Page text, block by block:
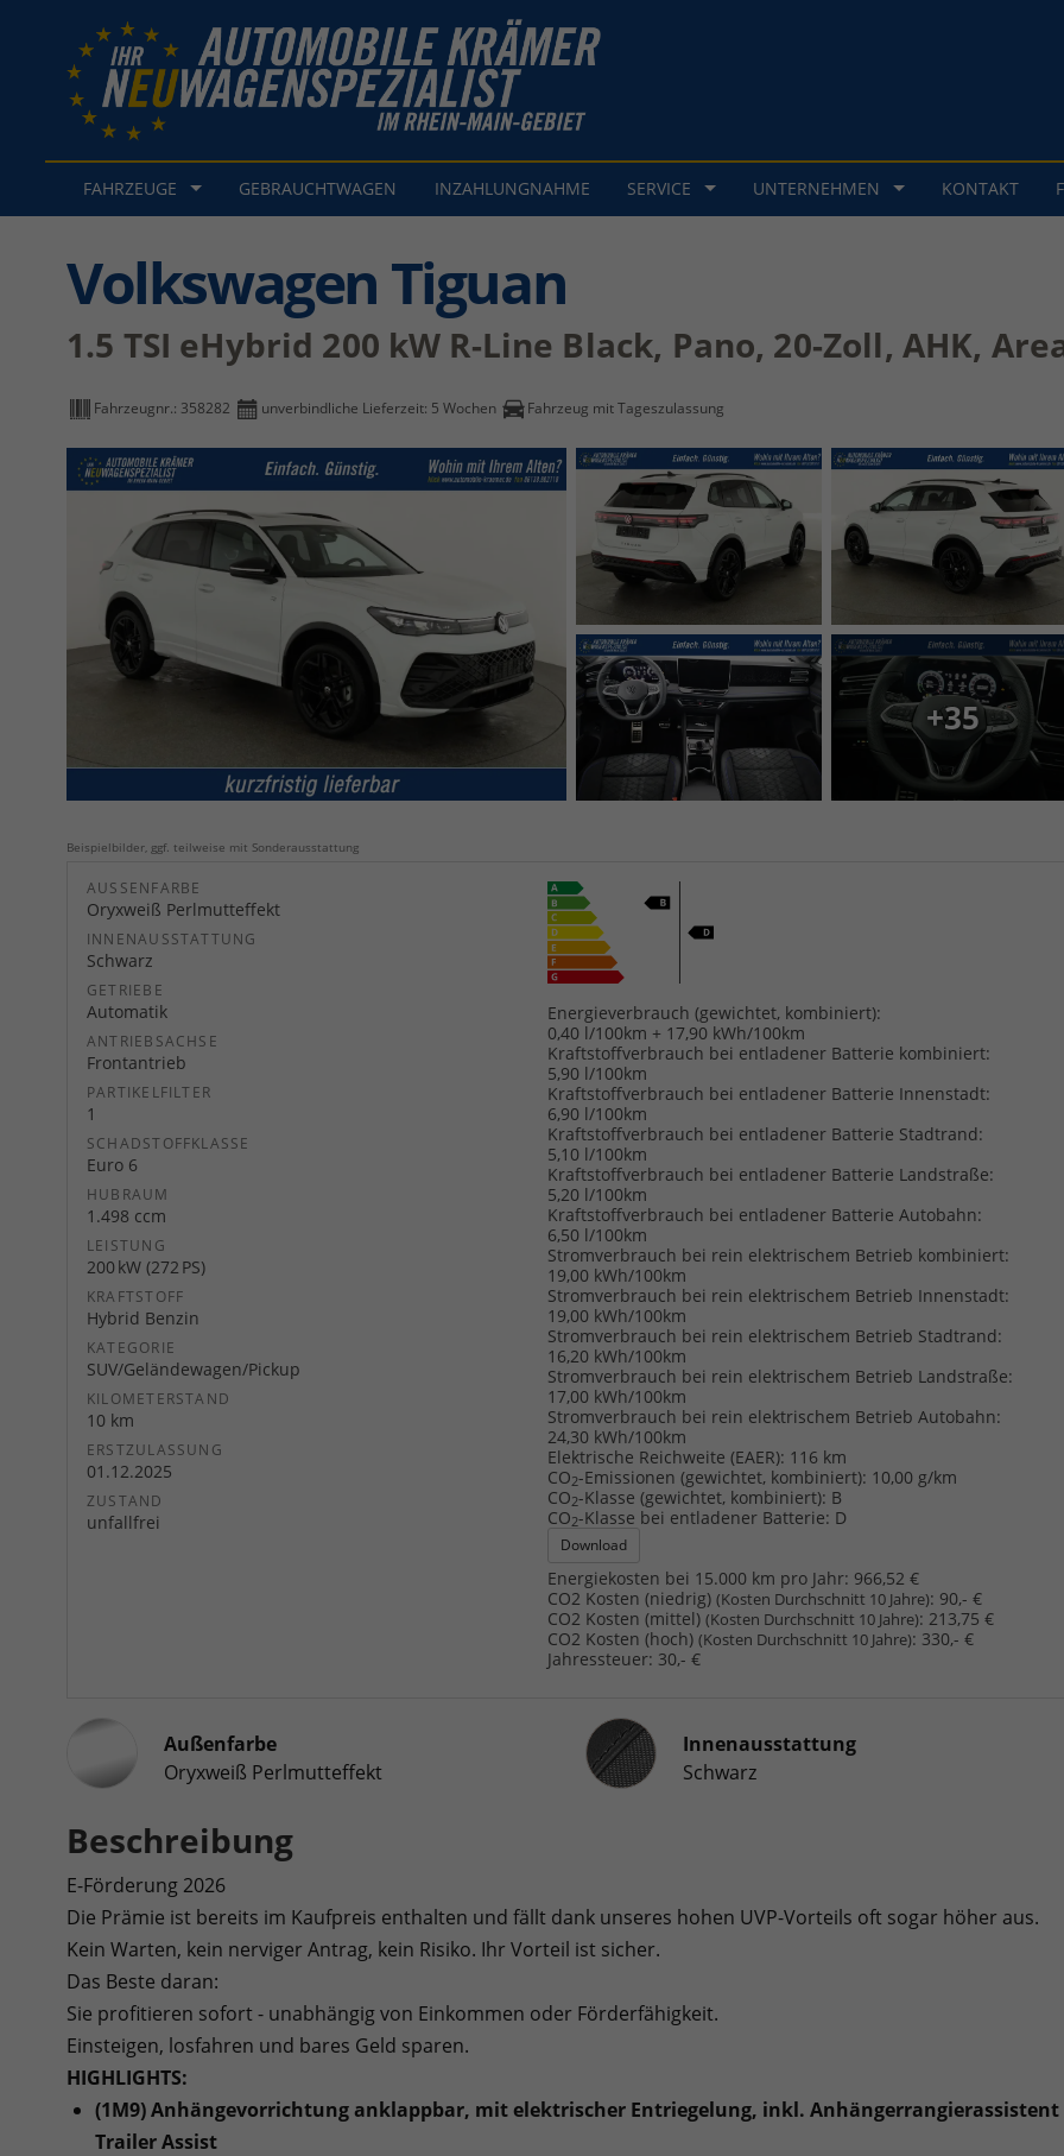
FAHRZEUGE GEBRAUCHTWAGEN INZAHLUNGNAHME SERVICE UNTERNEHMEN KONTAKT
Volkswagen Tiguan
1.5 TSI eHybrid 200 kW R-Line Black, Pano, 20-Zoll, AHK,
Fahrzeugnr.: 358282 unverbindliche Lieferzeit: 5 Wochen Fahrzeug mit Tageszulassung
+35
Beispielbilder, ggf. teilweise mit Sonderausstattung
AUSSENFARBE
Oryxweiß Perlmutteffekt
INNENAUSSTATTUNG
Schwarz
GETRIEBE
Automatik
ANTRIEBSACHSE
Frontantrieb
PARTIKELFILTER
1
SCHADSTOFFKLASSE
Euro 6
HUBRAUM
1.498 ccm
LEISTUNG
200 kW (272 PS)
KRAFTSTOFF
Hybrid Benzin
KATEGORIE
SUV/Geländewagen/Pickup
KILOMETERSTAND
10 km
ERSTZULASSUNG
01.12.2025
ZUSTAND
unfallfrei
Energieverbrauch (gewichtet, kombiniert):
0,40 l/100km + 17,90 kWh/100km
Kraftstoffverbrauch bei entladener Batterie kombiniert:
5,90 l/100km
Kraftstoffverbrauch bei entladener Batterie Innenstadt:
6,90 l/100km
Kraftstoffverbrauch bei entladener Batterie Stadtrand:
5,10 l/100km
Kraftstoffverbrauch bei entladener Batterie Landstraße:
5,20 l/100km
Kraftstoffverbrauch bei entladener Batterie Autobahn:
6,50 l/100km
Stromverbrauch bei rein elektrischem Betrieb kombiniert:
19,00 kWh/100km
Stromverbrauch bei rein elektrischem Betrieb Innenstadt:
19,00 kWh/100km
Stromverbrauch bei rein elektrischem Betrieb Stadtrand:
16,20 kWh/100km
Stromverbrauch bei rein elektrischem Betrieb Landstraße:
17,00 kWh/100km
Stromverbrauch bei rein elektrischem Betrieb Autobahn:
24,30 kWh/100km
Elektrische Reichweite (EAER): 116 km
CO2-Emissionen (gewichtet, kombiniert): 10,00 g/km
CO2-Klasse (gewichtet, kombiniert): B
CO2-Klasse bei entladener Batterie: D
Download
Energiekosten bei 15.000 km pro Jahr: 966,52 €
CO2 Kosten (niedrig) (Kosten Durchschnitt 10 Jahre): 90,- €
CO2 Kosten (mittel) (Kosten Durchschnitt 10 Jahre): 213,75 €
CO2 Kosten (hoch) (Kosten Durchschnitt 10 Jahre): 330,- €
Jahressteuer: 30,- €
Außenfarbe
Oryxweiß Perlmutteffekt
InnenausstattungInnenausstattung
Schwarz
Beschreibung
E-Förderung 2026
Die Prämie ist bereits im Kaufpreis enthalten und fällt dank unseres hohen UVP-Vorteils oft sogar höher aus.
Kein Warten, kein nerviger Antrag, kein Risiko. Ihr Vorteil ist sicher.
Das Beste daran:
Sie profitieren sofort - unabhängig von Einkommen oder Förderfähigkeit.
Einsteigen, losfahren und bares Geld sparen.
HIGHLIGHTS:
(1M9) Anhängevorrichtung anklappbar, mit elektrischer Entriegelung, inkl. Anhängerrangierassistent
Trailer Assist